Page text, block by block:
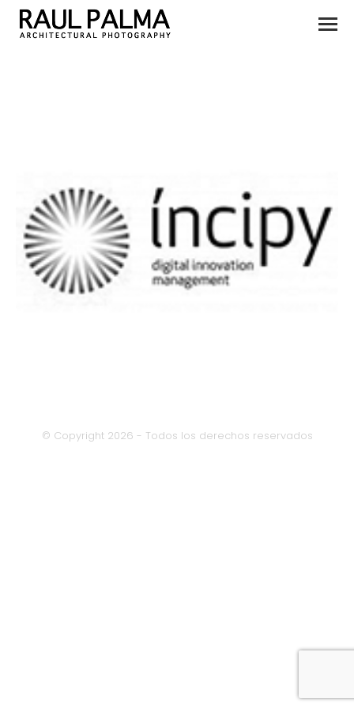
© Copyright 2026 - Todos los derechos reservados